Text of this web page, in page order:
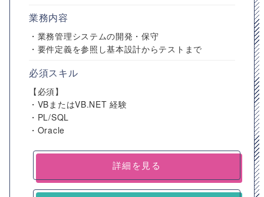
業務内容
・業務管理システムの開発・保守
・要件定義を参照し基本設計からテストまで
必須スキル
【必須】
・VBまたはVB.NET 経験
・PL/SQL
・Oracle
詳細を見る